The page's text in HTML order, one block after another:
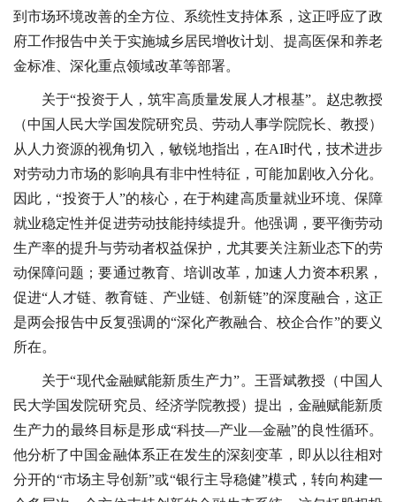
到市场环境改善的全方位、系统性支持体系，这正呼应了政
府工作报告中关于实施城乡居民增收计划、提高医保和养老
金标准、深化重点领域改革等部署。
关于“投资于人，筑牢高质量发展人才根基”。赵忠教授
（中国人民大学国发院研究员、劳动人事学院院长、教授）
从人力资源的视角切入，敏锐地指出，在AI时代，技术进步
对劳动力市场的影响具有非中性特征，可能加剧收入分化。
因此，“投资于人”的核心，在于构建高质量就业环境、保障
就业稳定性并促进劳动技能持续提升。他强调，要平衡劳动
生产率的提升与劳动者权益保护，尤其要关注新业态下的劳
动保障问题；要通过教育、培训改革，加速人力资本积累，
促进“人才链、教育链、产业链、创新链”的深度融合，这正
是两会报告中反复强调的“深化产教融合、校企合作”的要义
所在。
关于“现代金融赋能新质生产力”。王晋斌教授（中国人
民大学国发院研究员、经济学院教授）提出，金融赋能新质
生产力的最终目标是形成“科技—产业—金融”的良性循环。
他分析了中国金融体系正在发生的深刻变革，即从以往相对
分开的“市场主导创新”或“银行主导稳健”模式，转向构建一